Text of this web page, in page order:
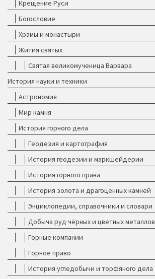
Крещение Руси
Богословие
Храмы и монастыри
Жития святых
Святая великомученица Варвара
История науки и техники
Астрономия
Мир камня
История горного дела
Геодезия и картография
История геодезии и маркшейдерии
История горного права
История золота и драгоценных камней
Энциклопедии, справочники и словари
Добыча руд чёрных и цветных металлов
Горные компании
Горное право
История угледобычи и торфяного дела